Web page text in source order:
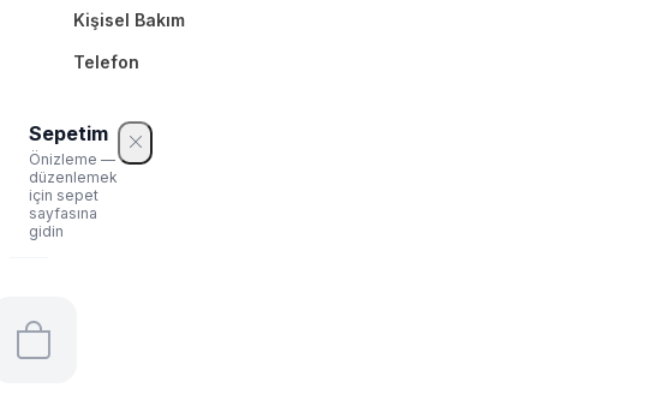
Kişisel Bakım
Telefon
Sepetim
Önizleme —
düzenlemek
için sepet
sayfasına
gidin